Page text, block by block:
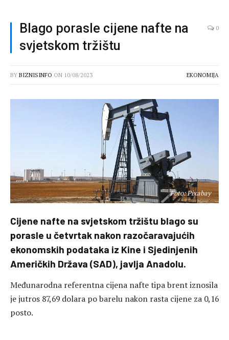
Blago porasle cijene nafte na
svjetskom tržištu
0
BY BIZNISINFO ON 10/08/2023 EKONOMIJA
Foto: Pixabay
Cijene nafte na svjetskom tržištu blago su
porasle u četvrtak nakon razočaravajućih
ekonomskih podataka iz Kine i Sjedinjenih
Američkih Država (SAD), javlja Anadolu.
Međunarodna referentna cijena nafte tipa brent iznosila
je jutros 87,69 dolara po barelu nakon rasta cijene za 0,16
posto.